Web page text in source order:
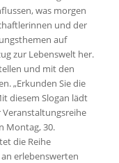
was morgen
und der
auf
zur Lebenswelt her.
und mit den
„Erkunden Sie die
diesem Slogan lädt
Veranstaltungsreihe
Montag, 30.
die Reihe
erlebenswerten